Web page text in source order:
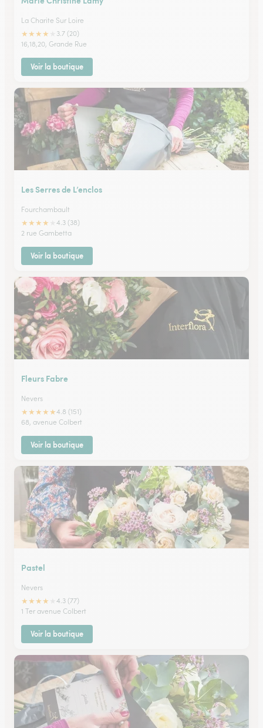
La Charite Sur Loire
★★★★
3.7 (20)
16,18,20, Grande Rue
Voir la boutique
Les Serres de L’enclos
Fourchambault
★★★★
4.3 (38)
2 rue Gambetta
Voir la boutique
Fleurs Fabre
Nevers
★★★★★4.8 (151)
68, avenue Colbert
Voir la boutique
Pastel
Nevers
★★★★
4.3 (77)
1 Ter avenue Colbert
Voir la boutique